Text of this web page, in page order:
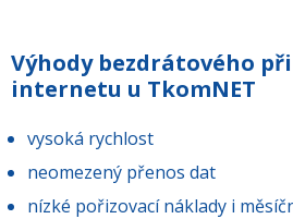
Výhody bezdrátového
internetu u TkomNET
vysoká rychlost
neomezený přenos dat
nízké pořizovací náklady i